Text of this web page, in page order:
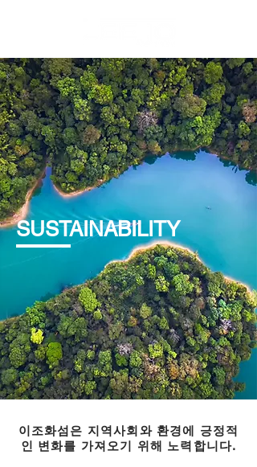
SUSTAINABILITY
이조화섬은 지역사회와 환경에 긍정적
인 변화를 가져오기 위해 노력합니다.